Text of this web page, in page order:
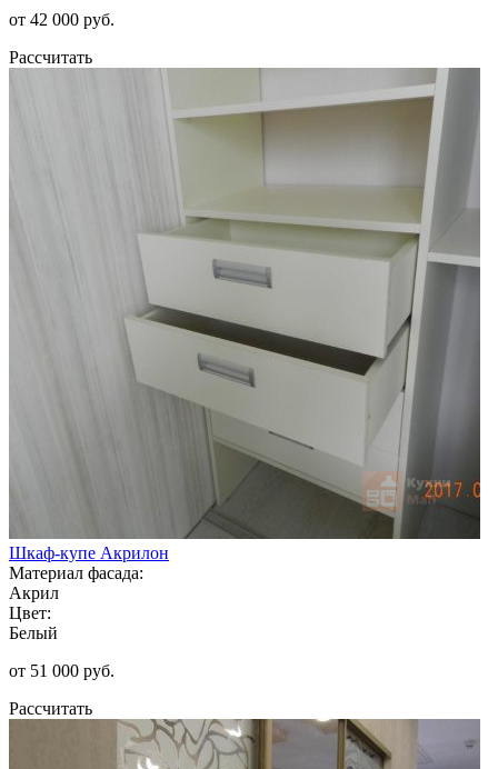
от 42 000 руб.
Рассчитать
Шкаф-купе Акрилон
Материал фасада:
Акрил
Цвет:
Белый
от 51 000 руб.
Рассчитать